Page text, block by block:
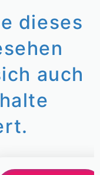
dieses
auch